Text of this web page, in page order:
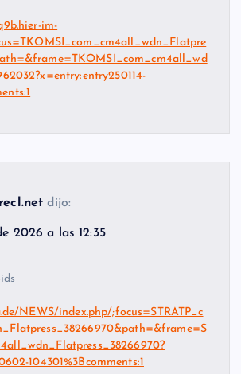
im-
dijo:
2026 a las 12:35
NEWS/index.php/;focus=STRATP_c
104301%3Bcomments:1